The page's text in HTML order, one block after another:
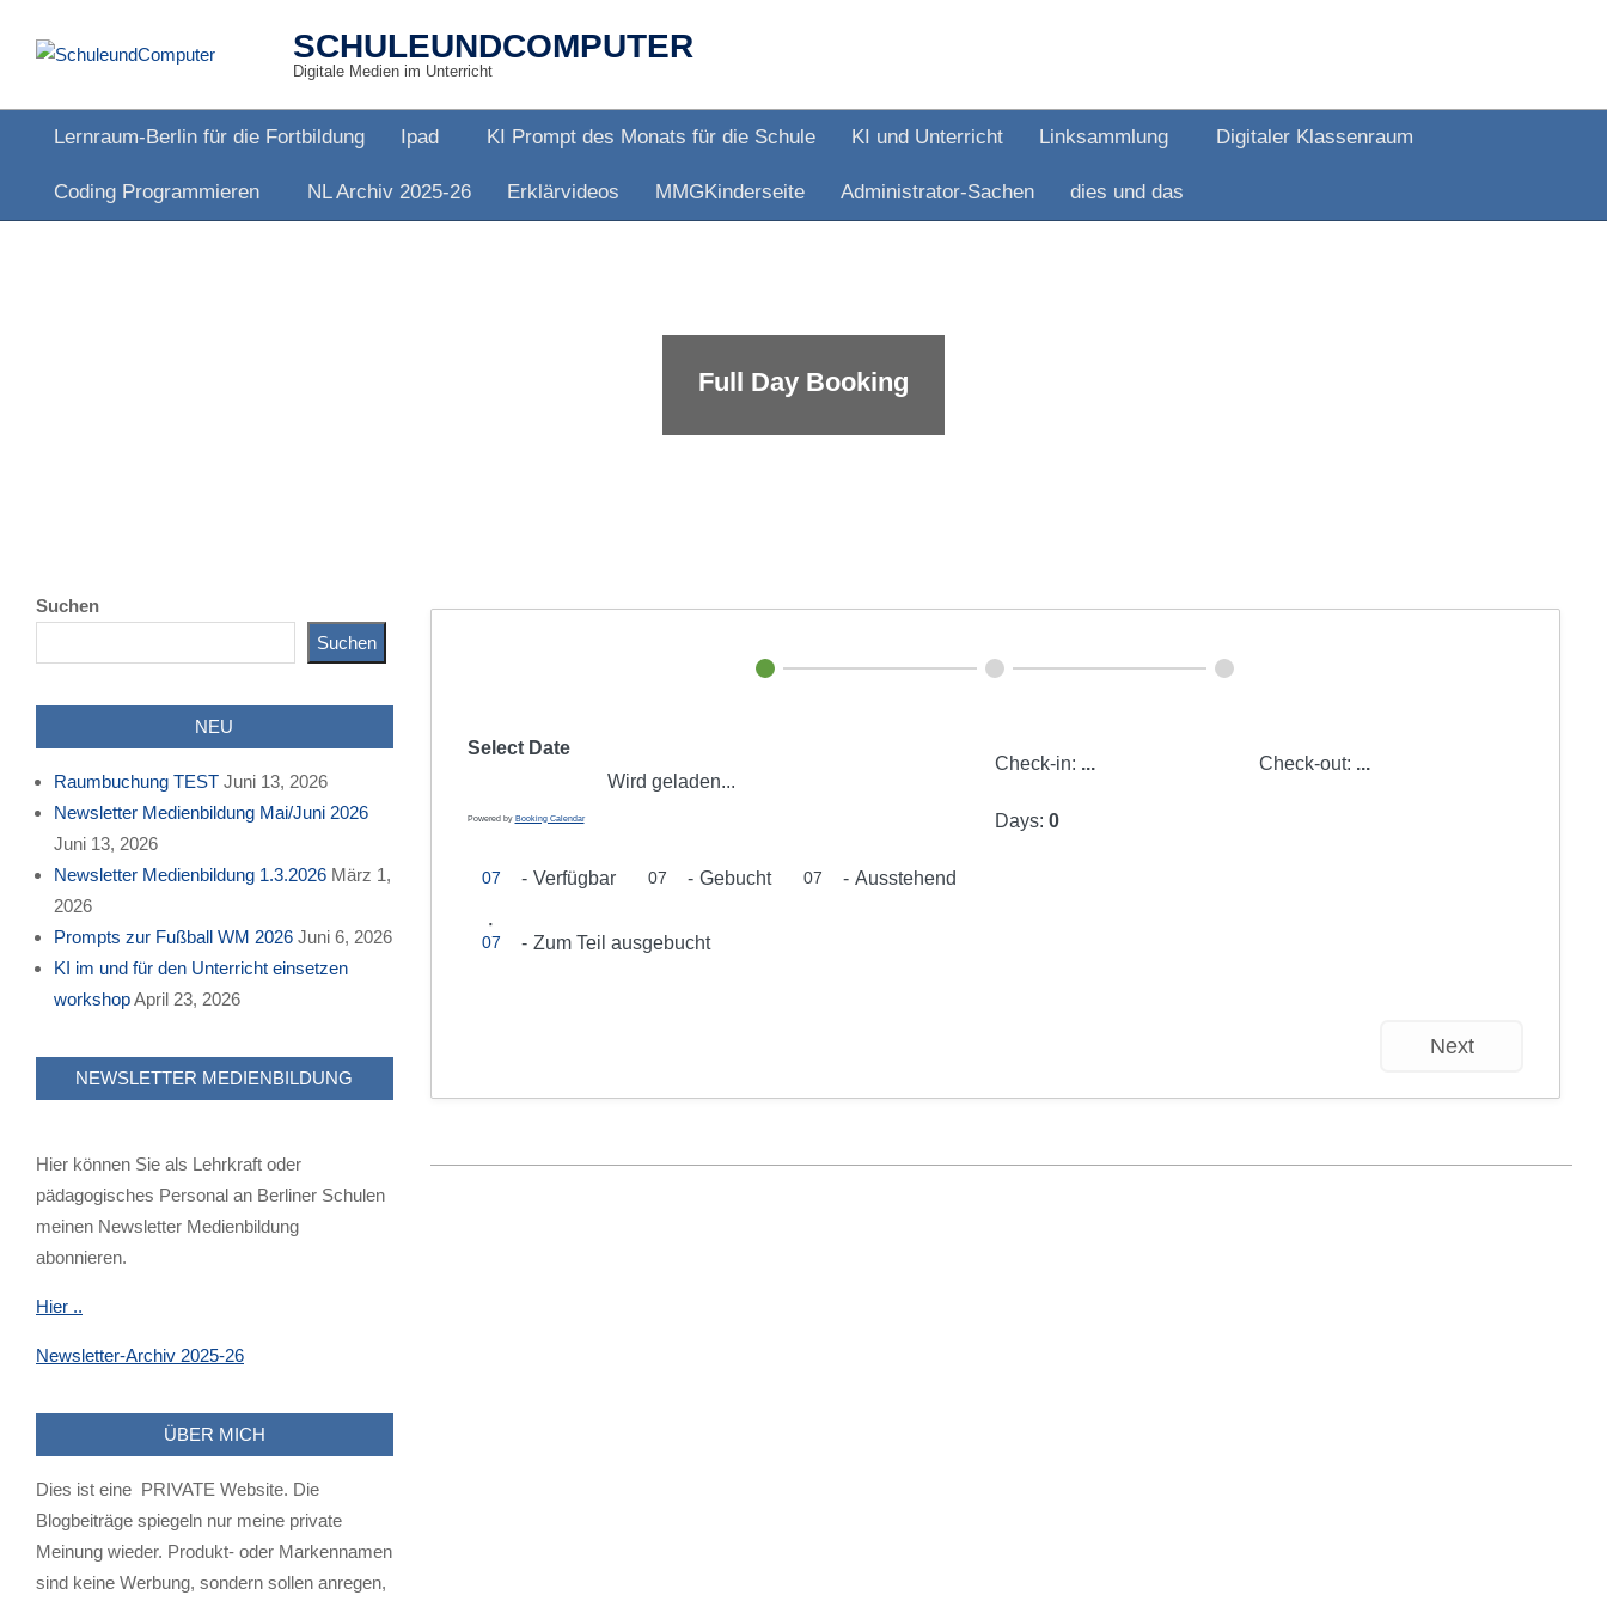
SCHULEUNDCOMPUTER
Digitale Medien im Unterricht
Navigation
Lernraum-Berlin für die Fortbildung Ipad KI Prompt des Monats für die Schule KI und Unterricht Linksammlung Digitaler Klassenraum
Coding Programmieren NL Archiv 2025-26 Erklärvideos MMGKinderseite Administrator-Sachen dies und das
Full Day Booking
Select Date
Wird geladen...
Powered by Booking Calendar
07 - Verfügbar 07 - Gebucht 07 - Ausstehend
·
07 - Zum Teil ausgebucht
Check-in: ... Check-out: ...
Days:0
Next
Suchen
Suchen
NEU
Raumbuchung TEST Juni 13, 2026
Newsletter Medienbildung Mai/Juni 2026
Juni 13, 2026
Newsletter Medienbildung 1.3.2026 März 1,
2026
Prompts zur Fußball WM 2026 Juni 6, 2026
KI im und für den Unterricht einsetzen
workshopApril 23, 2026
NEWSLETTER MEDIENBILDUNG
Hier können Sie als Lehrkraft oder
pädagogisches Personal an Berliner Schulen
meinen Newsletter Medienbildung
abonnieren.
Hier ..
Newsletter-Archiv 2025-26
ÜBER MICH
Dies ist eine PRIVATE Website. Die
Blogbeiträge spiegeln nur meine private
Meinung wieder. Produkt- oder Markennamen
sind keine Werbung, sondern sollen anregen,